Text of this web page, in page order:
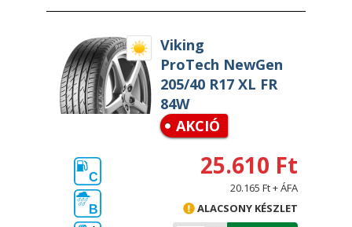
Viking
ProTech NewGen
205/40 R17 XL FR
84W
AKCIÓ
C
B
25.610 Ft
20.165 Ft + ÁFA
ALACSONY KÉSZLET